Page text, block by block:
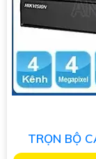
TRỌN BỘ